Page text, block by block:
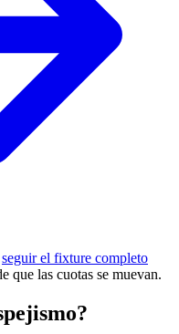
seguir el fixture completo
que las cuotas se muevan.